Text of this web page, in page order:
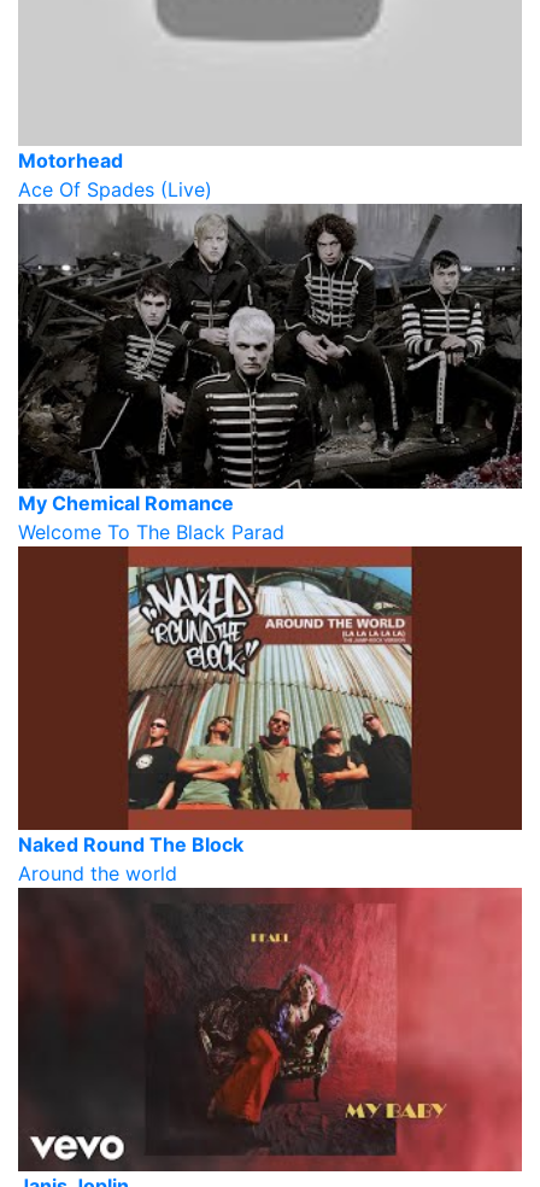
Motorhead
Ace Of Spades (Live)
My Chemical Romance
Welcome To The Black Parad
Naked Round The Block
Around the world